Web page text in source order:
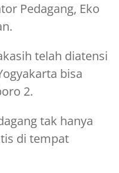
Pedagang, Eko
telah diatensi
bisa
2.
tak hanya
di tempat